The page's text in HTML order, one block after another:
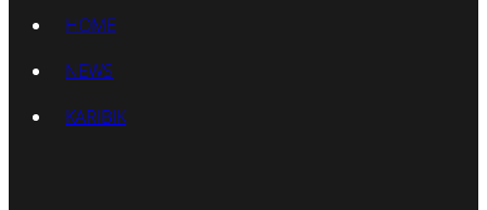
HOME
NEWS
KARIBIK